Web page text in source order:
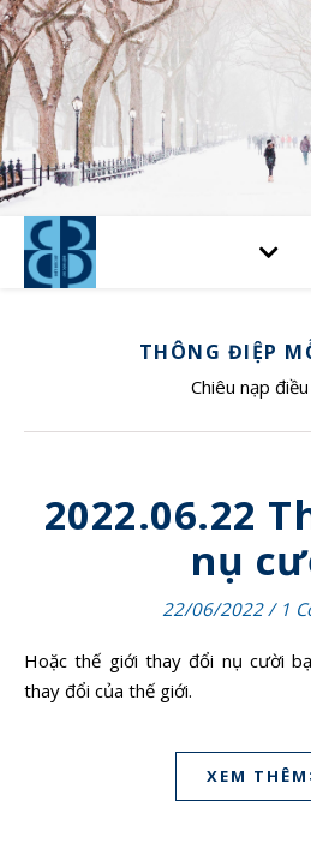
THÔNG ĐIỆP
Chiêu nạp
2022.06.22
nụ
22/06/2022 / 1
Hoặc thế giới thay đổi nụ cười bạn, hoặc bạn cười với sự
thay đổi của thế giới.
XEM